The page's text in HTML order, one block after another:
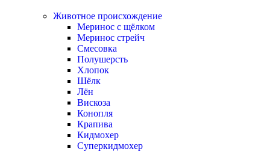
Животное происхождение
Меринос с щёлком
Меринос стрейч
Смесовка
Полушерсть
Хлопок
Шёлк
Лён
Вискоза
Конопля
Крапива
Кидмохер
Суперкидмохер